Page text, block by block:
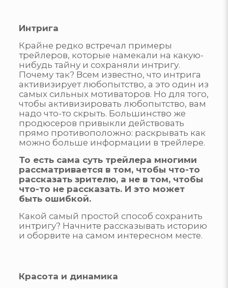
Интрига
Крайне редко встречал примеры
трейлеров, которые намекали на какую-
нибудь тайну и сохраняли интригу.
Почему так? Всем известно, что интрига
активизирует любопытство, а это один из
самых сильных мотиваторов. Но для того,
чтобы активизировать любопытство, вам
надо что-то скрыть. Большинство же
продюсеров привыкли действовать
прямо противоположно: раскрывать как
можно больше информации в трейлере.
То есть сама суть трейлера многими
рассматривается в том, чтобы что-то
рассказать зрителю, а не в том, чтобы
что-то не рассказать. И это может
быть ошибкой.
Какой самый простой способ сохранить
интригу? Начните рассказывать историю
и оборвите на самом интересном месте.
Красота и динамика